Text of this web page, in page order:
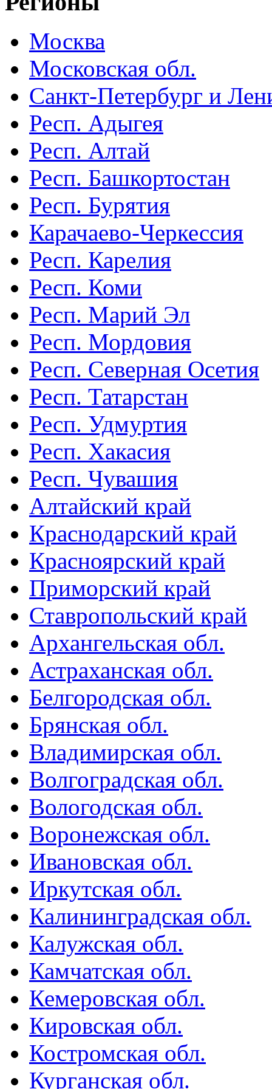
Москва
Московская обл.
Санкт-Петербург и
Респ. Адыгея
Респ. Алтай
Респ. Башкортостан
Респ. Бурятия
Карачаево-Черкессия
Респ. Карелия
Респ. Коми
Респ. Марий Эл
Респ. Мордовия
Респ. Северная Осетия
Респ. Татарстан
Респ. Удмуртия
Респ. Хакасия
Респ. Чувашия
Алтайский край
Краснодарский край
Красноярский край
Приморский край
Ставропольский край
Архангельская обл.
Астраханская обл.
Белгородская обл.
Брянская обл.
Владимирская обл.
Волгоградская обл.
Вологодская обл.
Воронежская обл.
Ивановская обл.
Иркутская обл.
Калининградская обл.
Калужская обл.
Камчатская обл.
Кемеровская обл.
Кировская обл.
Костромская обл.
Курганская обл.